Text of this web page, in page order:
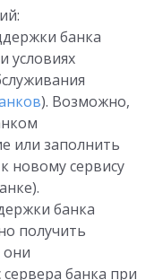
банка
условиях
). Возможно,
или заполнить
новому сервису
банка
получить
они
банка при